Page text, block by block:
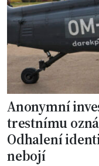
Anonymní
trestnímu
Odhalení
nebojí